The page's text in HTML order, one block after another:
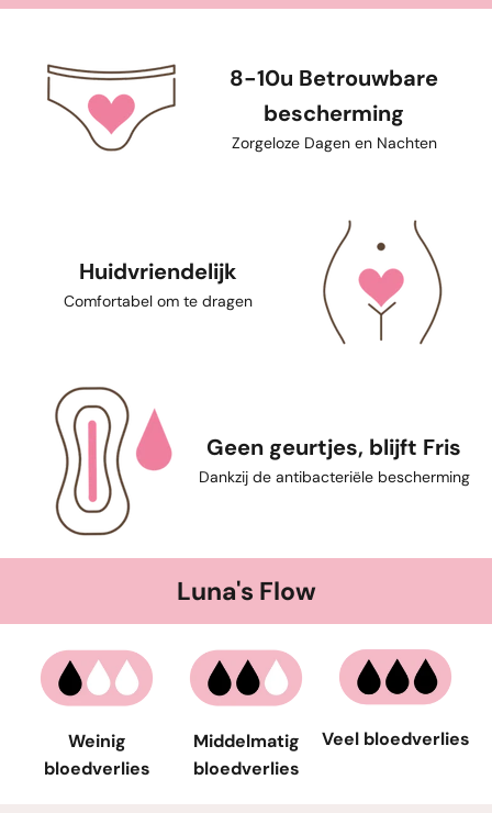
8-10u Betrouwbare
bescherming
Zorgeloze Dagen en Nachten
Huidvriendelijk
Comfortabel om te dragen
Geen geurtjes, blijft Fris
Dankzij de antibacteriële bescherming
Luna's Flow
Weinig
bloedverlies
Middelmatig
bloedverlies
Veel bloedverlies